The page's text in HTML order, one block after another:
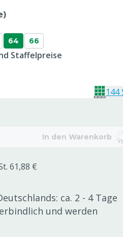
64 66
In den Warenkorb
61,88 €
ca. 2 - 4 Tage
und werden
Staffelpreise
144